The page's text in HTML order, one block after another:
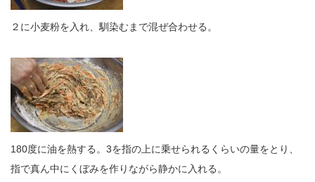
２に小麦粉を入れ、馴染むまで混ぜ合わせる。
180度に油を熱する。3を指の上に乗せられるくらいの量をとり、
指で真ん中にくぼみを作りながら静かに入れる。